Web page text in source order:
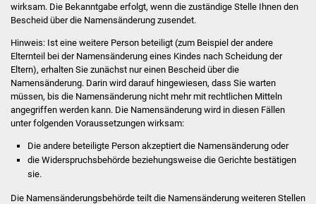
Fachteam Jugend
Kinder- und
Familienzentrum
Stadtwerke
Suenergie
NETZMonitor
Gesundheit und Notfall
wirksam. Die Bekanntgabe erfolgt, wenn die zuständige Stelle Ihnen den
Bescheid über die Namensänderung zusendet.
Hinweis: Ist eine weitere Person beteiligt (zum Beispiel der andere
Elternteil bei der Namensänderung eines Kindes nach Scheidung der
Eltern), erhalten Sie zunächst nur einen Bescheid über die
Namensänderung. Darin wird darauf hingewiesen, dass Sie warten
müssen, bis die Namensänderung nicht mehr mit rechtlichen Mitteln
angegriffen werden kann. Die Namensänderung wird in diesen Fällen
unter folgenden Voraussetzungen wirksam:
Die andere beteiligte Person akzeptiert die Namensänderung oder
die Widerspruchsbehörde beziehungsweise die Gerichte bestätigen
sie.
Die Namensänderungsbehörde teilt die Namensänderung weiteren Stellen